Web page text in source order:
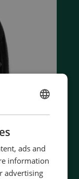
ads and
information
advertising